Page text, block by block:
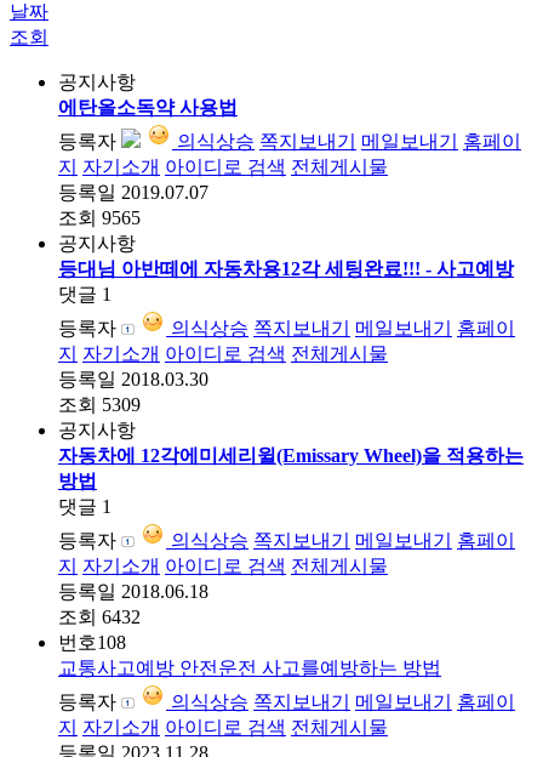
날짜
조회
공지사항
에탄올소독약 사용법
등록자
의식상승 쪽지보내기 메일보내기
홈페이
지
자기소개 아이디로 검색 전체게시물
등록일 2019.07.07
조회 9565
공지사항
등대님 아반떼에 자동차용12각 세팅완료!!! - 사고예방
댓글 1
등록자
의식상승 쪽지보내기 메일보내기
홈페이
지
자기소개 아이디로 검색 전체게시물
등록일 2018.03.30
조회 5309
공지사항
자동차에 12각에미세리윌(Emissary Wheel)을 적용하는
방법
댓글 1
등록자
의식상승 쪽지보내기 메일보내기
홈페이
지
자기소개 아이디로 검색 전체게시물
등록일 2018.06.18
조회 6432
번호108
교통사고예방 안전운전 사고를예방하는 방법
등록자
의식상승 쪽지보내기 메일보내기
홈페이
지
자기소개 아이디로 검색 전체게시물
등록일 2023.11.28